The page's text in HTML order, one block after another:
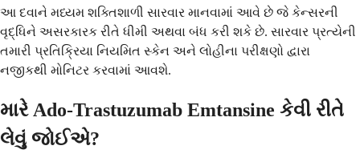
આ દવાને મધ્યમ શક્તિશાળી સારવાર માનવામાં આવે છે જે કેન્સરની
વૃદ્ધિને અસરકારક રીતે ધીમી અથવા બંધ કરી શકે છે. સારવાર પ્રત્યેની
તમારી પ્રતિક્રિયા નિયમિત સ્કેન અને લોહીના પરીક્ષણો દ્વારા
નજીકથી મોનિટર કરવામાં આવશે.
મારે Ado-Trastuzumab Emtansine કેવી રીતે
લેવું જોઈએ?